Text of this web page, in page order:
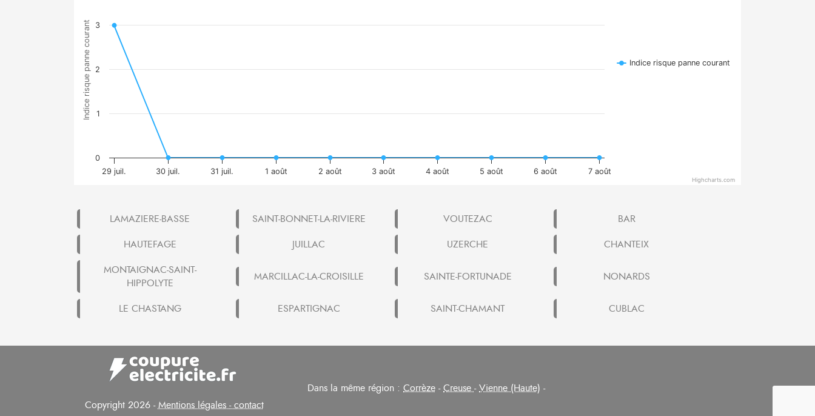
Indice risque panne courant Indice risque panne courant
29 juil. 30 juil. 31 juil. 1 août 2 août 3 août 4 août 5 août 6 août 7 août
0
1
2
3
Highcharts.com
LAMAZIERE-BASSE SAINT-BONNET-LA-RIVIERE VOUTEZAC
BAR
HAUTEFAGE
JUILLAC UZERCHE
CHANTEIX
MONTAIGNAC-SAINT-
HIPPOLYTE
MARCILLAC-LA-CROISILLE SAINTE-FORTUNADE NONARDS
LE CHASTANG ESPARTIGNAC SAINT-CHAMANT CUBLAC
Copyright 2026 -Mentions légales - contact
Dans la même région : Corrèze -Creuse-Vienne (Haute) -